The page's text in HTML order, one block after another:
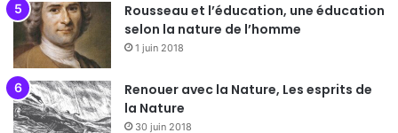
Rousseau et l’éducation, une éducation
selon la nature de l’homme
1 juin 2018
Renouer avec la Nature, Les esprits de
la Nature
30 juin 2018